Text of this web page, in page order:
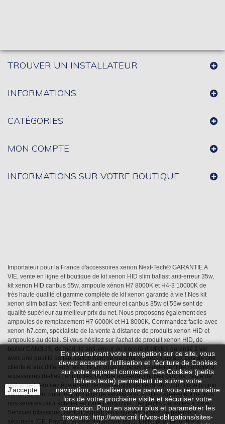
J'accepte
En poursuivant votre navigation sur ce site, vous
devez accepter l’utilisation et l'écriture de Cookies
sur votre appareil connecté. Ces Cookies (petits
fichiers texte) permettent de suivre votre
navigation, actualiser votre panier, vous reconnaitre
lors de votre prochaine visite et sécuriser votre
connexion. Pour en savoir plus et paramétrer les
traceurs: http://www.cnil.fr/vos-obligations/sites-
TROUVER UN INSTALLATEUR
INFORMATIONS
Importateur pour la France d'accessoires xenon Next-Tech® GARANTIE A
VIE, vente en ligne et boutique de kit xenon HID slim ballast anti-erreur 35w,
kit xenon HID canbus 55w, ampoule xénon H7 8000K et H4-3 10000K de
très haute qualité et gamme complète de kit xenon garantie à vie ! Nos kit
xenon slim ballast Next-Tech® anti-erreur et canbus 35w et 55w sont de
qualité supérieur au meilleur prix du net. Nous proposons également des
ampoules de remplacement H7 6000K et H1 8000K. Commandez facile avec
xenon-h7.com, spécialiste de la vente à distance de produits xenon HID et
ampoules au détail. Si vous hésitez sur l'achat de produit xenon HID, de
boitier CANBUS, de module anti-erreur ou encore d'articles garantie à vie
avec une qualité de fabrication haut de gamme référez-vous aux avis de nos
clients et aux différents tests. Nous vous proposons également de nombreux
accessoires (ballast, ampoules, module anti-erreur,boitier canbus, câble de
rechange). Profitez également de nos réductions xenon-h7.com, code promo
xenon-h7.com pour toujours plus de satisfaction. Profitez également de tous
nos services pour acheter en toute tranquillité : les packs Garanties à vie et
Services (classique, confort, expert) ainsi que les modes de paiement
sécurisés (CB, Paypal, Virement bancaire etc..). Enfin, pour répondre à
CATÉGORIES
MON COMPTE
INFORMATIONS SUR VOTRE BOUTIQUE